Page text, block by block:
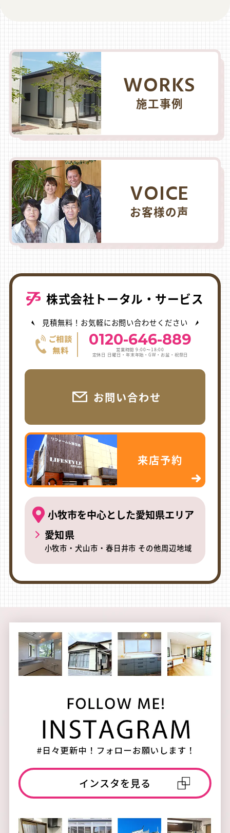
WORKS
施工事例
VOICE
お客様の声
株式会社トータル・サービス
見積無料！お気軽にお問い合わせください
0120-646-889
営業時間 9:00〜18:00
定休日 日曜日・年末年始・GW・お盆・祝祭日
お問い合わせ
来店予約
小牧市を中心とした愛知県エリア
愛知県
小牧市・犬山市・春日井市 その他周辺地域
インスタを見る